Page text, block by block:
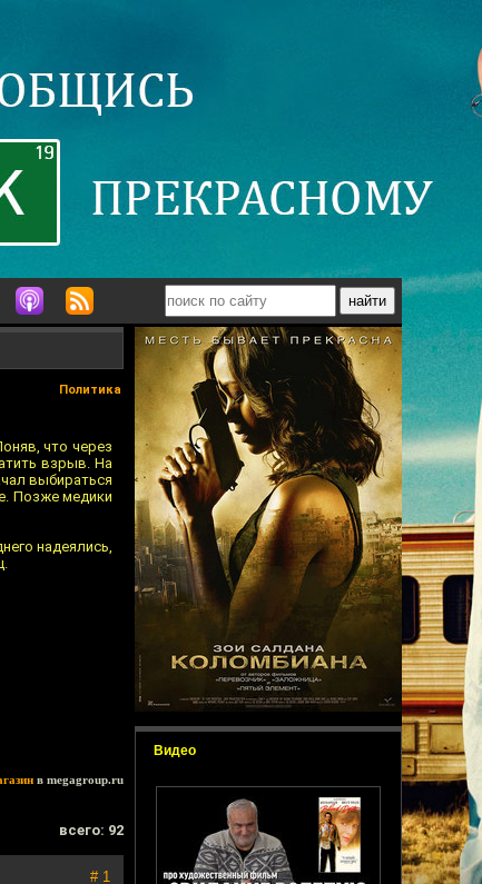
Видео
Политика
что через
взрыв. На
выбираться
Позже медики
надеялись,
в megagroup.ru
всего: 92
# 1